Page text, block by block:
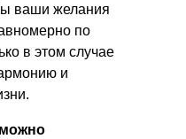
ваши желания
по
в этом случае
и